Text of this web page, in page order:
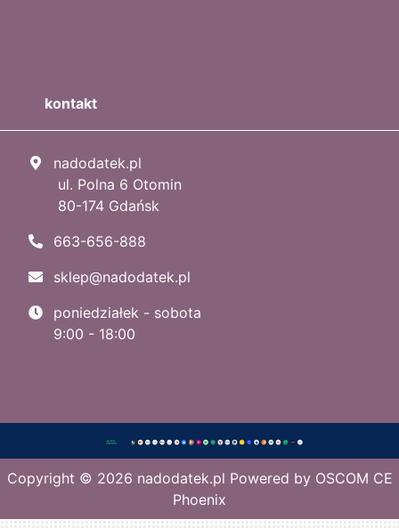
kontakt
nadodatek.pl
ul. Polna 6 Otomin
80-174 Gdańsk
663-656-888
sklep@nadodatek.pl
poniedziałek - sobota
9:00 - 18:00
Copyright © 2026 nadodatek.pl Powered by OSCOM CE
Phoenix